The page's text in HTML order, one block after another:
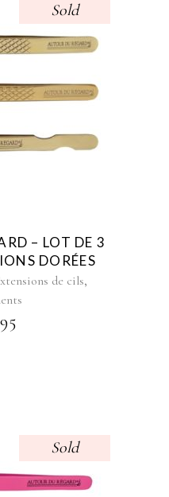
Sold
– LOT DE 3
DORÉES
de cils,
Sold